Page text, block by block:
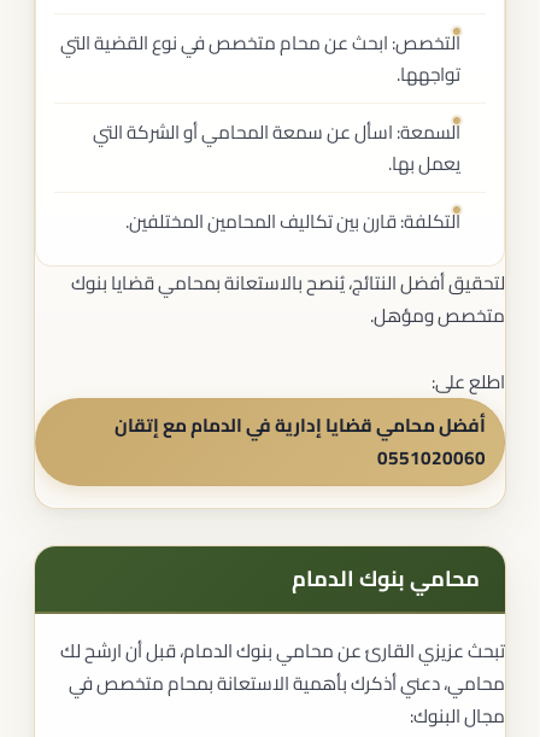
التخصص: ابحث عن محام متخصص في نوع القضية التي
تواجهها.
السمعة: اسأل عن سمعة المحامي أو الشركة التي
يعمل بها.
التكلفة: قارن بين تكاليف المحامين المختلفين.
لتحقيق أفضل النتائج، يُنصح بالاستعانة بمحامي قضايا بنوك
متخصص ومؤهل.
اطلع على:
أفضل محامي قضايا إدارية في الدمام مع إتقان
0551020060
محامي بنوك الدمام
تبحث عزيزي القارئ عن محامي بنوك الدمام، قبل أن ارشح لك
محامي، دعني أذكرك بأهمية الاستعانة بمحام متخصص في
مجال البنوك: